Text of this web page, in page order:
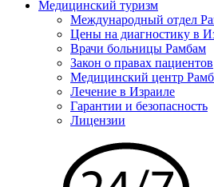
Медицинский туризм
Международный отдел
Цены на диагностику в
Врачи больницы Рамбам
Закон о правах пациентов
Медицинский центр
Лечение в Израиле
Гарантии и безопасность
Лицензии